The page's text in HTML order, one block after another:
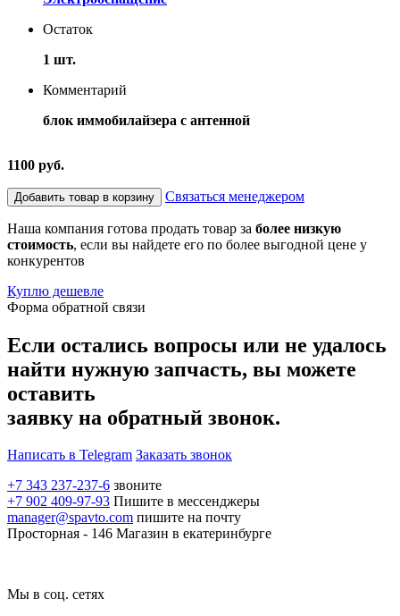
Остаток
1 шт.
Комментарий
блок иммобилайзера с антенной
1100 руб.
Добавить товар в корзину Связаться менеджером
Наша компания готова продать товар за более низкую
стоимость, если вы найдете его по более выгодной цене у
конкурентов
Куплю дешевле
Форма обратной связи
Если остались вопросы или не удалось
найти нужную запчасть, вы можете
оставить
заявку на обратный звонок.
Написать в Telegram Заказать звонок
+7 343 237-237-6 звоните
+7 902 409-97-93 Пишите в мессенджеры
manager@spavto.com пишите на почту
Просторная - 146 Магазин в екатеринбурге
Мы в соц. сетях